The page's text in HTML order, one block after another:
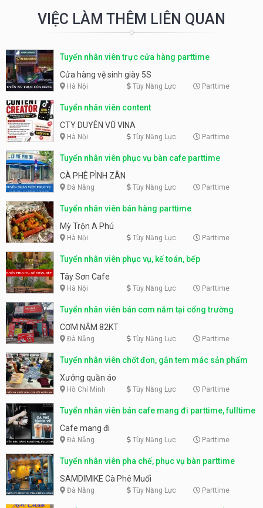
VIỆC LÀM THÊM LIÊN QUAN
Tuyển nhân viên trực cửa hàng parttime
Cửa hàng vệ sinh giày 5S
Hà Nội Tùy Năng Lực Parttime
Tuyển nhân viên content
CTY DUYÊN VŨ VINA
Hà Nội Tùy Năng Lực Parttime
Tuyển nhân viên phục vụ bàn cafe parttime
CÀ PHÊ PÌNH ZÂN
Đà Nẵng Tùy Năng Lực Parttime
Tuyển nhân viên bán hàng parttime
Mỳ Trộn A Phú
Hà Nội Tùy Năng Lực Parttime
Tuyển nhân viên phục vụ, kế toán, bếp
Tây Sơn Cafe
Hà Nội Tùy Năng Lực Parttime
Tuyển nhân viên bán cơm nắm tại cổng trường
CƠM NẮM 82KT
Đà Nẵng Tùy Năng Lực Parttime
Tuyển nhân viên chốt đơn, gắn tem mác sản phẩm
Xưởng quần áo
Hồ Chí Minh Tùy Năng Lực Parttime
Tuyển nhân viên bán cafe mang đi parttime, fulltime
Cafe mang đi
Đà Nẵng Tùy Năng Lực Parttime
Tuyển nhân viên pha chế, phục vụ bàn parttime
SAMDIMIKE Cà Phê Muối
Đà Nẵng Tùy Năng Lực Parttime